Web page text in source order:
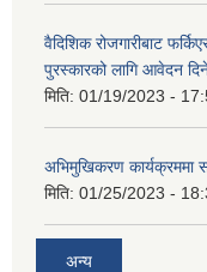
वैदिशिक रोजगारीबाट
पुरस्कारको लागि आवेदन
मिति: 01/19/2023 -
अभिमुखिकरण कार्यक्रममा
मिति: 01/25/2023 -
अन्य